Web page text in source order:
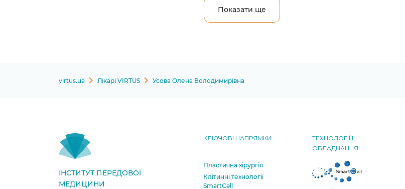
Показати ще
virtus.ua Лікарі VIRTUS Усова Олена Володимирівна
ІНСТИТУТ ПЕРЕДОВОЇ
МЕДИЦИНИ
КЛЮЧОВІ НАПРЯМКИ
Пластична хірургія
Клітинні технології
SmartCell
ТЕХНОЛОГІЇ І
ОБЛАДНАННЯ